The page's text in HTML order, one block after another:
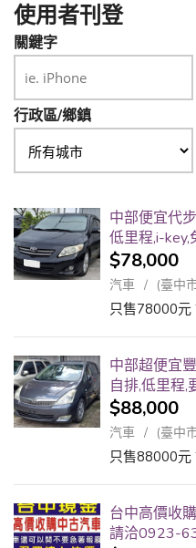
使用者刊登
關鍵字
行政區/鄉鎮
中部便宜代
低里程,i-key,
$78,000
汽車 (臺中
只售78000
中部超便宜
自排,低里程,
$88,000
汽車 (臺中
只售88000
台中高價收
請洽0923-